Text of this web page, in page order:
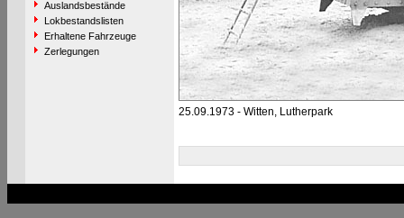
Auslandsbestände
Lokbestandslisten
Erhaltene Fahrzeuge
Zerlegungen
25.09.1973 - Witten, Lutherpark